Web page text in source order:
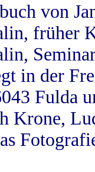
von
früher
in der
Fulda
Krone,